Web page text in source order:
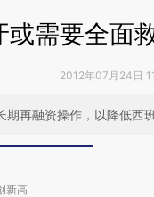
或需要全面
2012年07月24日
期再融资操作，以降低西
新高